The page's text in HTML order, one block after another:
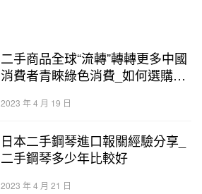
二手商品全球“流轉”轉轉更多中國
消費者青睞綠色消費_如何選購二
2023 年 4 月 19 日
日本二手鋼琴進口報關經驗分享_
二手鋼琴多少年比較好
2023 年 4 月 21 日